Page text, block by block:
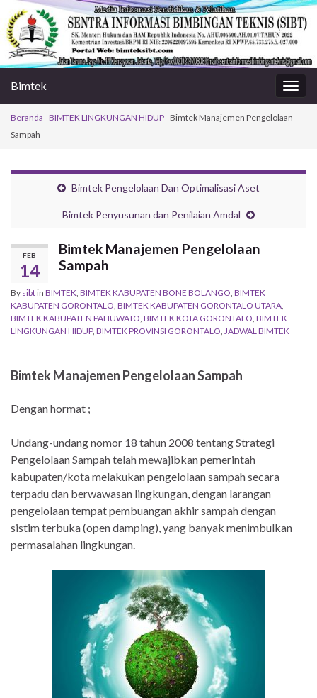
Bimtek
Beranda -BIMTEK LINGKUNGAN HIDUP-Bimtek Manajemen Pengelolaan
Sampah
Bimtek Pengelolaan Dan Optimalisasi Aset
Bimtek Penyusunan dan Penilaian Amdal
FEB
14
Bimtek Manajemen Pengelolaan
Sampah
By sibtin BIMTEK, BIMTEK KABUPATEN BONE BOLANGO, BIMTEK
KABUPATEN GORONTALO, BIMTEK KABUPATEN GORONTALO UTARA,
BIMTEK KABUPATEN PAHUWATO, BIMTEK KOTA GORONTALO, BIMTEK
LINGKUNGAN HIDUP, BIMTEK PROVINSI GORONTALO, JADWAL BIMTEK
Bimtek Manajemen Pengelolaan Sampah
Dengan hormat ;
Undang-undang nomor 18 tahun 2008 tentang Strategi
Pengelolaan Sampah telah mewajibkan pemerintah
kabupaten/kota melakukan pengelolaan sampah secara
terpadu dan berwawasan lingkungan, dengan larangan
pengelolaan tempat pembuangan akhir sampah dengan
sistim terbuka (open damping), yang banyak menimbulkan
permasalahan lingkungan.